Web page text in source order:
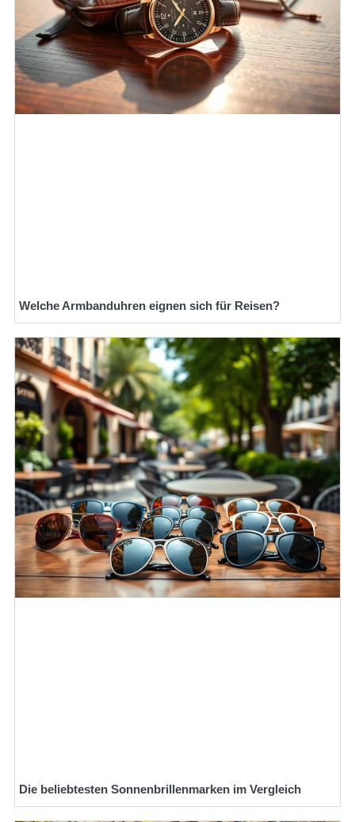
Welche Armbanduhren eignen sich für Reisen?
Die beliebtesten Sonnenbrillenmarken im Vergleich